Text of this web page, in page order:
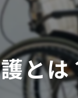
と